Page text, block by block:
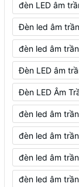
đèn LED âm
Đèn led âm
đèn led âm
Đèn LED âm
Đèn LED Âm
đèn led âm
đèn led âm
đèn led âm
đèn led âm